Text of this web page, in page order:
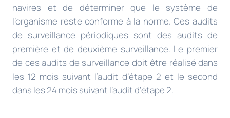
navires et de déterminer que le système de
l’organisme reste conforme à la norme. Ces audits
de surveillance périodiques sont des audits de
première et de deuxième surveillance. Le premier
de ces audits de surveillance doit être réalisé dans
les 12 mois suivant l’audit d’étape 2 et le second
dans les 24 mois suivant l’audit d’étape 2.